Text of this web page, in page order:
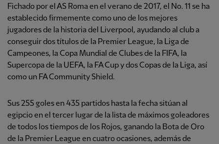
Fichado por el AS Roma en el verano de 2017, el No. 11 se ha
establecido firmemente como uno de los mejores
jugadores de la historia del Liverpool, ayudando al club a
conseguir dos títulos de la Premier League, la Liga de
Campeones, la Copa Mundial de Clubes de la FIFA, la
Supercopa de la UEFA, la FA Cup y dos Copas de la Liga, así
como un FA Community Shield.
Sus 255 goles en 435 partidos hasta la fecha sitúan al
egipcio en el tercer lugar de la lista de máximos goleadores
de todos los tiempos de los Rojos, ganando la Bota de Oro
de la Premier League en cuatro ocasiones, además de